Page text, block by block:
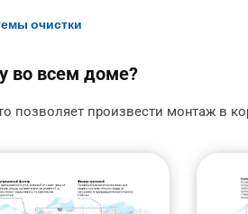
очистки
во всем доме?
позволяет произвести монтаж в